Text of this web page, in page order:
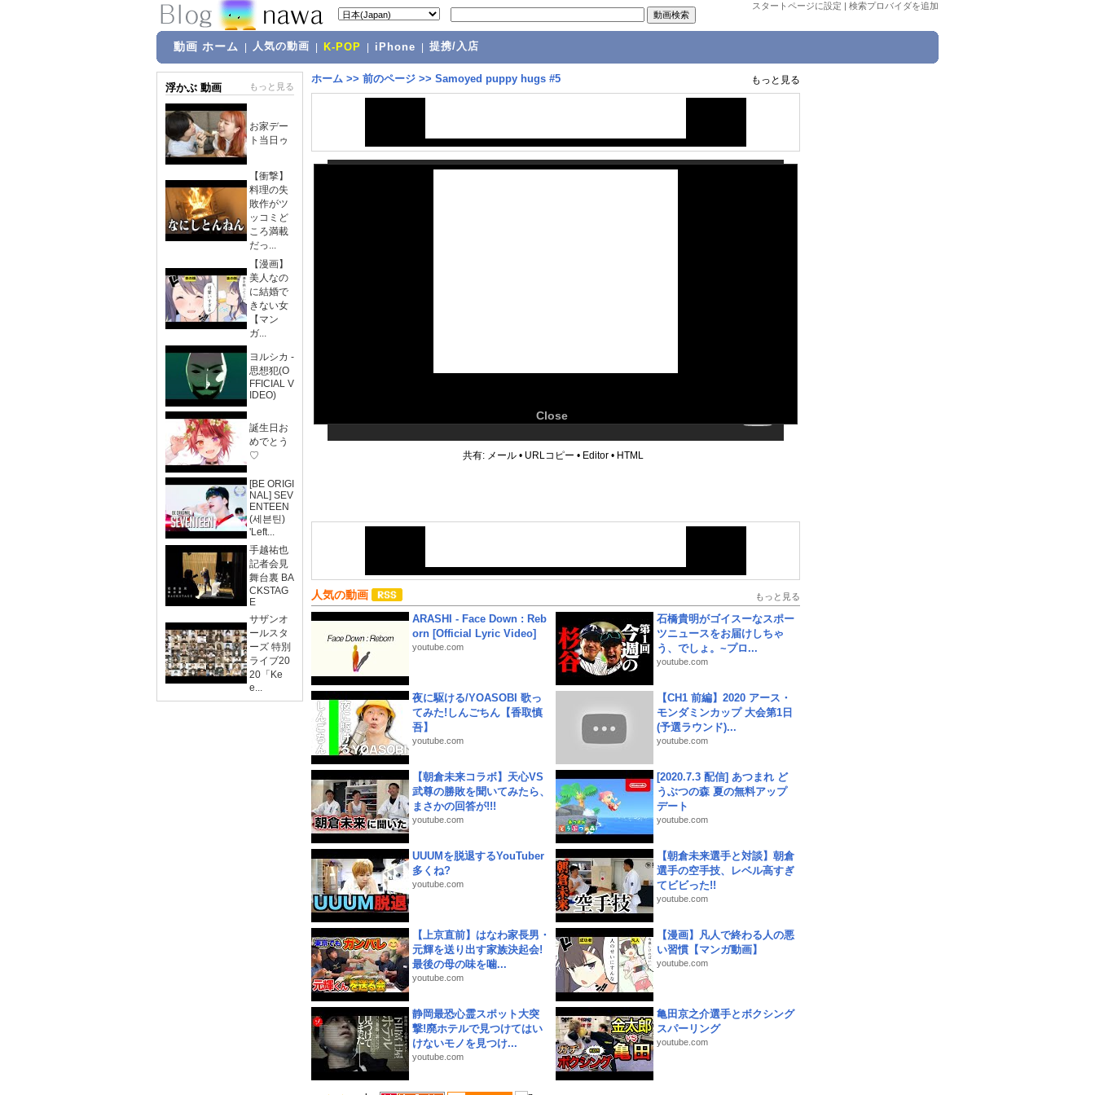
スタートページに設定 | 検索プロバイダを追加
動画 ホーム 人気の動画 K-POP iPhone 提携/入店
浮かぶ 動画 もっと見る
お家デー
ト当日ゥ
【衝撃】
料理の失
敗作がツ
ッコミど
ころ満載
だっ...
【漫画】
美人なの
に結婚で
きない女
【マン
ガ...
ヨルシカ -
思想犯(O
FFICIAL V
IDEO)
誕生日お
めでとう
♡
[BE ORIGI
NAL] SEV
ENTEEN
(세븐틴)
'Left...
手越祐也
記者会見
舞台裏 BA
CKSTAG
E
サザンオ
ールスタ
ーズ 特別
ライブ20
20「Ke
e...
ホーム >> 前のページ >> Samoyed puppy hugs #5 もっと見る
Close
共有: メール • URLコピー • Editor • HTML
人気の動画 もっと見る
ARASHI - Face Down : Reb
orn [Official Lyric Video]
youtube.com
石橋貴明がゴイスーなスポー
ツニュースをお届けしちゃ
う、でしょ。~プロ...
youtube.com
夜に駆ける/YOASOBI 歌っ
てみた!しんごちん【香取慎
吾】
youtube.com
【CH1 前編】2020 アース・
モンダミンカップ 大会第1日
(予選ラウンド)...
youtube.com
【朝倉未来コラボ】天心VS
武尊の勝敗を聞いてみたら、
まさかの回答が!!!
youtube.com
[2020.7.3 配信] あつまれ ど
うぶつの森 夏の無料アップ
デート
youtube.com
UUUMを脱退するYouTuber
多くね?
youtube.com
【朝倉未来選手と対談】朝倉
選手の空手技、レベル高すぎ
てビビった!!
youtube.com
【上京直前】はなわ家長男・
元輝を送り出す家族決起会!
最後の母の味を噛...
youtube.com
【漫画】凡人で終わる人の悪
い習慣【マンガ動画】
youtube.com
静岡最恐心霊スポット大突
撃!廃ホテルで見つけてはい
けないモノを見つけ...
youtube.com
亀田京之介選手とボクシング
スパーリング
youtube.com